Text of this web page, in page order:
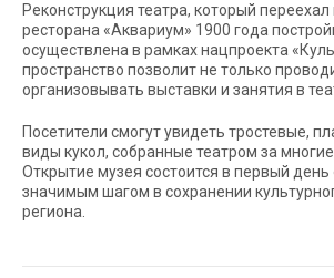
Реконструкция театра, который
ресторана «Аквариум» 1900 года
осуществлена в рамках нацпроекта
пространство позволит не только
организовывать выставки и занятия в
Посетители смогут увидеть тростевые,
виды кукол, собранные театром за
Открытие музея состоится в первый день
значимым шагом в сохранении
региона.